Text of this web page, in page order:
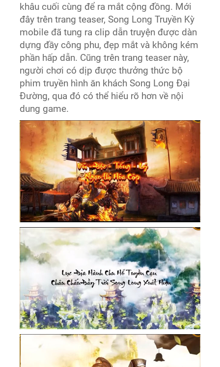
khâu cuối cùng để ra mắt cộng đồng. Mới
đây trên trang teaser, Song Long Truyền Kỳ
mobile đã tung ra clip dẫn truyện được dàn
dựng đầy công phu, đẹp mắt và không kém
phần hấp dẫn. Cũng trên trang teaser này,
người chơi có dịp được thưởng thức bộ
phim truyền hình ăn khách Song Long Đại
Đường, qua đó có thể hiểu rõ hơn về nội
dung game.